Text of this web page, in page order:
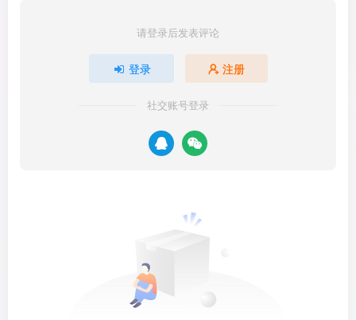
请登录后发表评论
登录 注册
社交账号登录